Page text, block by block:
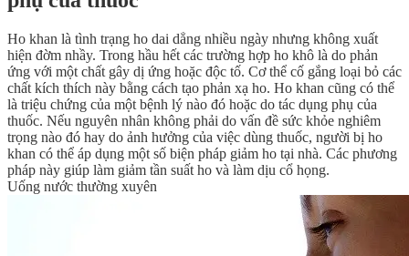
Ho khan là tình trạng ho dai dẳng nhiều ngày nhưng không xuất
hiện đờm nhầy. Trong hầu hết các trường hợp ho khô là do phản
ứng với một chất gây dị ứng hoặc độc tố. Cơ thể cố gắng loại bỏ các
chất kích thích này bằng cách tạo phản xạ ho. Ho khan cũng có thể
là triệu chứng của một bệnh lý nào đó hoặc do tác dụng phụ của
thuốc. Nếu nguyên nhân không phải do vấn đề sức khỏe nghiêm
trọng nào đó hay do ảnh hưởng của việc dùng thuốc, người bị ho
khan có thể áp dụng một số biện pháp giảm ho tại nhà. Các phương
pháp này giúp làm giảm tần suất ho và làm dịu cổ họng.
Uống nước thường xuyên